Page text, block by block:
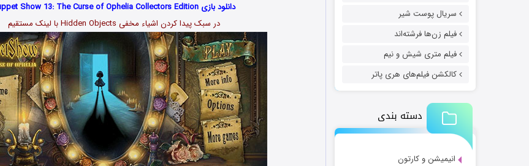
سریال پوست شیر
فیلم زن‌ها فرشته‌اند
فیلم متری شیش و نیم
کالکشن فیلم‌های هری پاتر
دسته بندی
انیمیشن و کارتون
دانلود بازی Puppet Show 13: The Curse of Ophelia Collectors Edition
در سبک پیدا کردن اشیاء مخفی Hidden Objects با لینک مستقیم